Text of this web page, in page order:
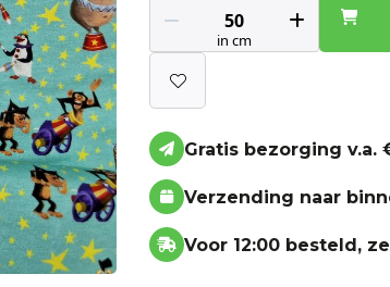
Gratis bezorging v.a.
Verzending naar
Voor 12:00 besteld,